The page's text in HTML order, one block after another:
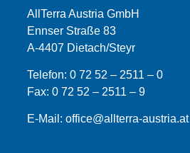
AllTerra Austria GmbH
Ennser Straße 83
A-4407 Dietach/Steyr
Telefon:0 72 52 – 2511 – 0
Fax:0 72 52 – 2511 – 9
E-Mail:office@allterra-austria.at